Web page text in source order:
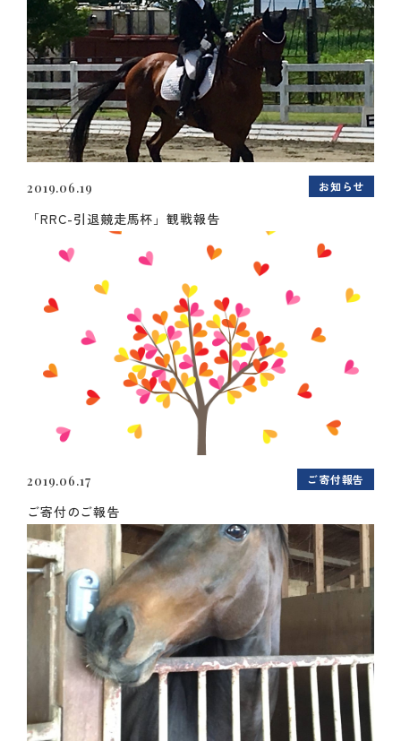
2019.06.19 お知らせ
「RRC-引退競走馬杯」観戦報告
2019.06.17 ご寄付報告
ご寄付のご報告